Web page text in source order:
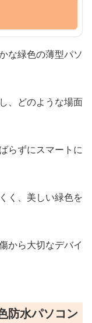
な緑色の薄型パソ
、どのような場面
らずにスマートに
く、美しい緑色を
から大切なデバイ
防水パソコン